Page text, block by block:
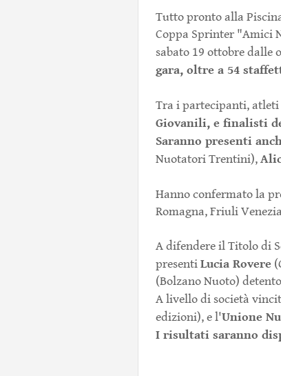
Tutto pronto alla
Coppa Sprinter "Amici
sabato 19 ottobre dalle
gara, oltre a 54
Tra i partecipanti,
Giovanili, e finalisti
Saranno presenti
Nuotatori Trentini),
Hanno confermato la
Romagna, Friuli
A difendere il Titolo di
presentiLucia Rovere
(Bolzano Nuoto)
A livello di società
edizioni), e l'Unione
I risultati saranno